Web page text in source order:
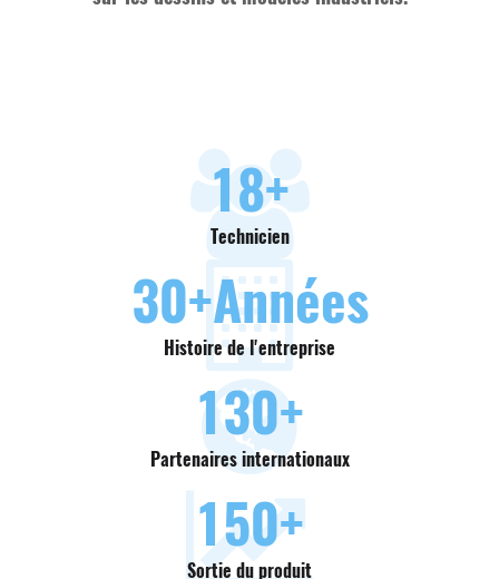
18+
Technicien
30+Années
Histoire de l'entreprise
130+
Partenaires internationaux
150+
Sortie du produit